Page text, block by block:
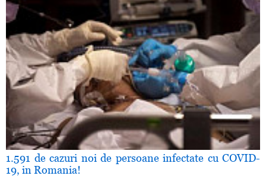
1.591 de cazuri noi de persoane infectate cu COVID-
19, in Romania!